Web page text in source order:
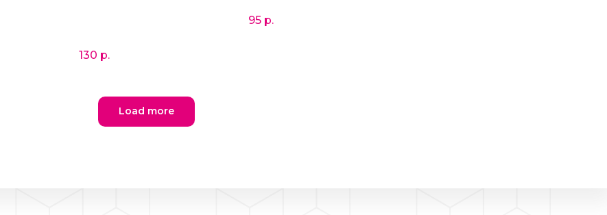
130 р.
95 р.
Load more